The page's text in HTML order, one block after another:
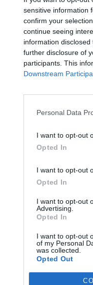
sensitive information
confirm your
continue seeing
information
further disclosure of
participants. This
Downstream
Personal Data
I want to opt-out
Opted In
I want to opt-out
Opted In
I want to opt-out
Advertising.
Opted In
I want to opt-out
of my Personal
was collected.
Opted Out
&